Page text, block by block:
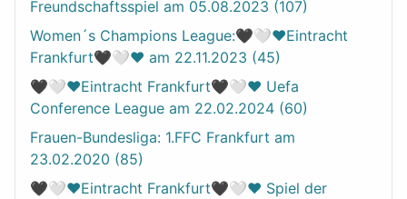
Freundschaftsspiel am 05.08.2023 (107)
Women´s Champions League:🖤🤍❤️Eintracht
Frankfurt🖤🤍❤️ am 22.11.2023 (45)
🖤🤍❤️Eintracht Frankfurt🖤🤍❤️ Uefa
Conference League am 22.02.2024 (60)
Frauen-Bundesliga: 1.FFC Frankfurt am
23.02.2020 (85)
🖤🤍❤️Eintracht Frankfurt🖤🤍❤️ Spiel der